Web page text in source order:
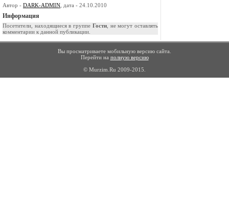
Автор - DARK-ADMIN , дата - 24.10.2010
Информация
Посетители, находящиеся в группе Гости, не могут оставлять
комментарии к данной публикации.
Вы просматриваете мобильную версию сайта.
Перейти на полную версию
© Murzim.Ru 2009-2015.